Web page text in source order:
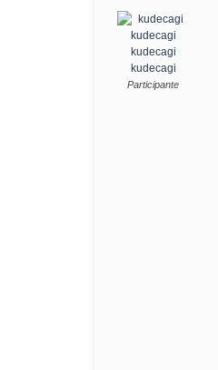
kudecagi
kudecagi
Participante